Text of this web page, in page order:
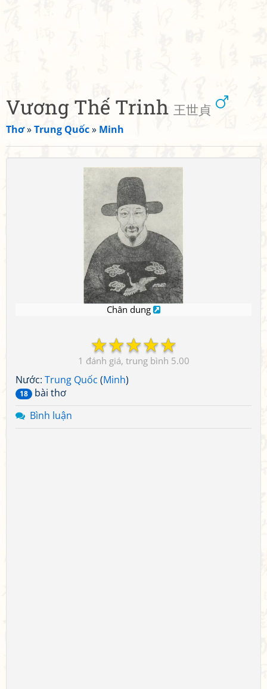
Vương Thế Trinh 王世貞
Thơ»Trung Quốc» Minh
Chân dung
☆
☆
☆
☆
☆
1 5.00
Nước: Trung Quốc (Minh)
18
bài thơ
Bình luận